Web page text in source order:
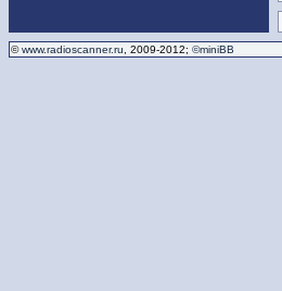
©www.radioscanner.ru , 2009-2012; ©miniBB